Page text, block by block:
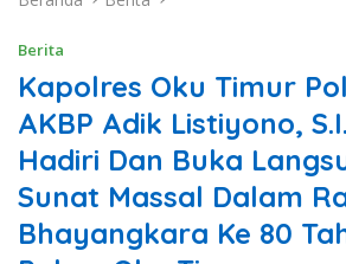
Berita
Kapolres Oku Timur
AKBP Adik Listiyono,
Hadiri Dan Buka
Sunat Massal Dalam
Bhayangkara Ke 80